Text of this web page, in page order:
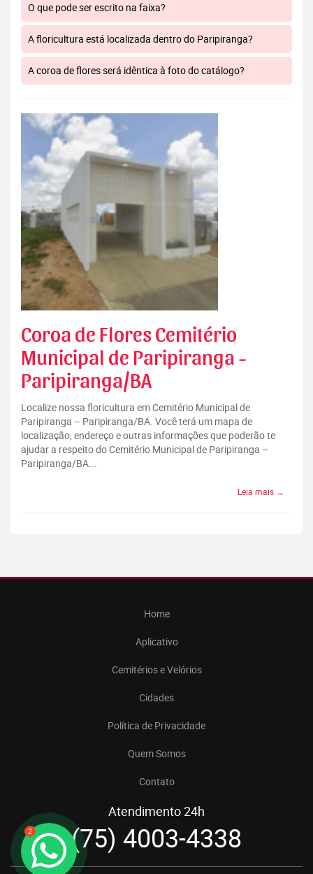
2
O que pode ser escrito na faixa?
A floricultura está localizada dentro do Paripiranga?
A coroa de flores será idêntica à foto do catálogo?
Coroa de Flores Cemitério
Municipal de Paripiranga -
Paripiranga/BA
Localize nossa floricultura em Cemitério Municipal de
Paripiranga – Paripiranga/BA. Você terá um mapa de
localização, endereço e outras informações que poderão te
ajudar a respeito do Cemitério Municipal de Paripiranga –
Paripiranga/BA...
Leia mais →
Home
Aplicativo
Cemitérios e Velórios
Cidades
Política de Privacidade
Quem Somos
Contato
Atendimento 24h
(75) 4003-4338